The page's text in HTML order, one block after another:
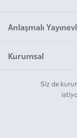
Anlaşmalı
Kurumsal
Siz de